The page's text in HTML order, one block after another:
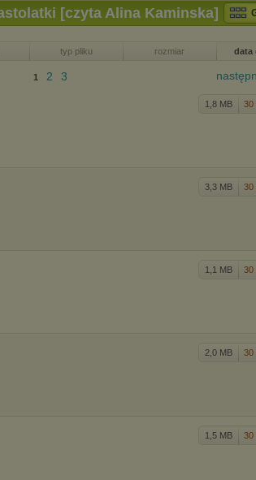
[czyta Alina Kaminska]
typ pliku rozmiar data
1 2 3
1,8 MB 30
3,3 MB 30
1,1 MB 30
2,0 MB 30
1,5 MB 30